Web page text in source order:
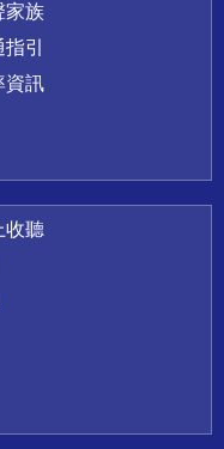
家族
引
資訊
收聽